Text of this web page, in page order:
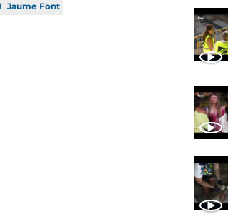
Jaume Font